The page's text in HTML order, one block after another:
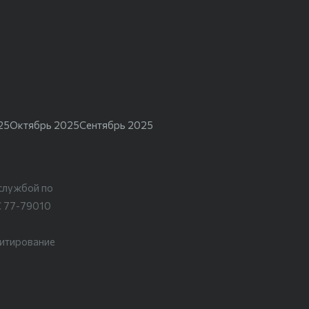
Октябрь 2025Сентябрь 2025
по
77-79010